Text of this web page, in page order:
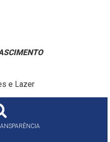
e Lazer